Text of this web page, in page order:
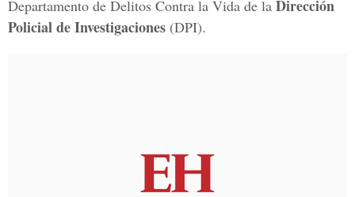
Departamento de Delitos Contra la Vida de la Dirección
Policial de Investigaciones (DPI).